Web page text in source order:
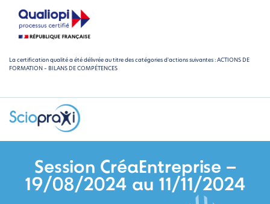
La certification qualité a été délivrée au titre des catégories d'actions suivantes : ACTIONS DE
FORMATION – BILANS DE COMPÉTENCES
Session CréaEntreprise –
19/08/2024 au 11/11/2024